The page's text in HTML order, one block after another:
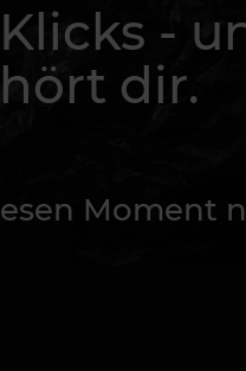
-
dir.
Moment